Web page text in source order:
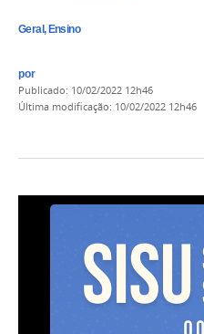
Geral, Ensino
por
publicado: 10/02/2022 12h46
última modificação: 10/02/2022 12h46